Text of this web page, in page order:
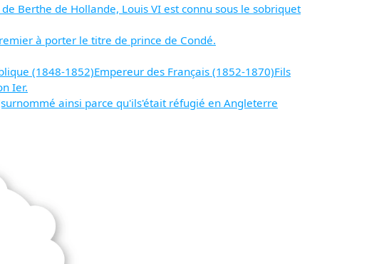
Berthe de Hollande, Louis VI est connu sous le sobriquet
à porter le titre de prince de Condé.
(1848-1852)Empereur des Français (1852-1870)Fils
Ier.
ainsi parce qu'ils'était réfugié en Angleterre